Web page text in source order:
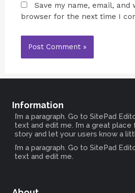
Save my name, email, and
browser for the next time I
Information
I’m a paragraph. Go to SitePad
text and edit me. I’m a great
story and let your users know a
I’m a paragraph. Go to SitePad
text and edit me.